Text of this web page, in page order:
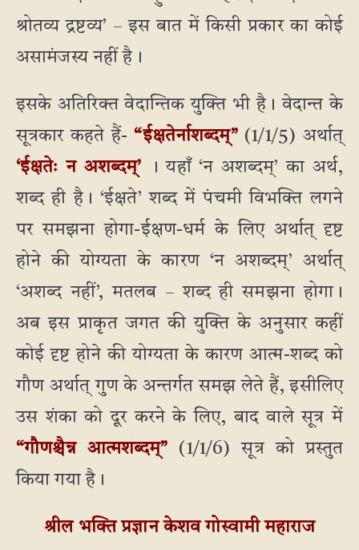
श्रोतव्य द्रष्टव्य’ – इस बात में किसी प्रकार का कोई
असामंजस्य नहीं है।
इसके अतिरिक्त वेदान्तिक युक्ति भी है। वेदान्त के
सूत्रकार कहते हैं-“ईक्षतेर्नाशब्दम्”(1/1/5) अर्थात्
‘ईक्षतेः न अशब्दम्’
। यहाँ ‘न अशब्दम्’ का अर्थ,
शब्द ही है। ‘ईक्षते’ शब्द में पंचमी विभक्ति लगने
पर समझना होगा-ईक्षण-धर्म के लिए अर्थात् दृष्ट
होने की योग्यता के कारण ‘न अशब्दम्’ अर्थात्
‘अशब्द नहीं’, मतलब – शब्द ही समझना होगा।
अब इस प्राकृत जगत की युक्ति के अनुसार कहीं
कोई दृष्ट होने की योग्यता के कारण आत्म-शब्द को
गौण अर्थात् गुण के अन्तर्गत समझ लेते हैं, इसीलिए
उस शंका को दूर करने के लिए, बाद वाले सूत्र में
“गौणश्चैन्न आत्मशब्दम्” (1/1/6) सूत्र को प्रस्तुत
किया गया है।
श्रील भक्ति प्रज्ञान केशव गोस्वामी महाराज